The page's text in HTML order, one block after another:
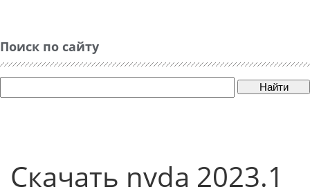
Поиск по сайту
Найти
Скачать nvda 2023.1